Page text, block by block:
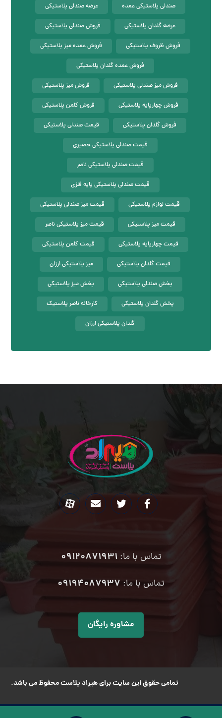
صندلی پلاستیکی عمده عرضه صندلی پلاستیکی
عرضه گلدان پلاستیکی فروش صندلی پلاستیکی
فروش ظروف پلاستیکی فروش عمده میز پلاستیکی
فروش عمده گلدان پلاستیکی
فروش میز صندلی پلاستیکی فروش میز پلاستیکی
فروش چهارپایه پلاستیکی فروش کلمن پلاستیکی
فروش گلدان پلاستیکی قیمت صندلی پلاستیکی
قیمت صندلی پلاستیکی حصیری
قیمت صندلی پلاستیکی ناصر
قیمت صندلی پلاستیکی پایه فلزی
قیمت لوازم پلاستیکی قیمت میز صندلی پلاستیکی
قیمت میز پلاستیکی قیمت میز پلاستیکی ناصر
قیمت چهارپایه پلاستیکی قیمت کلمن پلاستیکی
قیمت گلدان پلاستیکی میز پلاستیکی ارزان
پخش صندلی پلاستیکی پخش میز پلاستیکی
پخش گلدان پلاستیکی کارخانه ناصر پلاستیک
گلدان پلاستیکی ارزان
تماس با ما:09120871931
تماس با ما: ۰۹۱۹۴۰۸۷۹۳۷
مشاوره رایگان
تمامی حقوق این سایت برای هیراد پلاست محفوظ می باشد.